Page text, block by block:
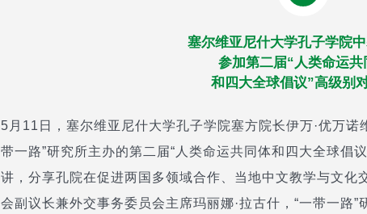
塞尔维亚尼什大学孔子学院
参加第二届“人类命运共
和四大全球倡议”高级别
5月11日，塞尔维亚尼什大学孔子学院塞方院长伊万·优万诺
带一路”研究所主办的第二届“人类命运共同体和四大全球倡
讲，分享孔院在促进两国多领域合作、当地中文教学与文化
会副议长兼外交事务委员会主席玛丽娜·拉古什，“一带一路